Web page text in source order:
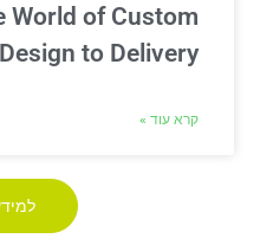
World of Custom
to Delivery
קרא עוד »